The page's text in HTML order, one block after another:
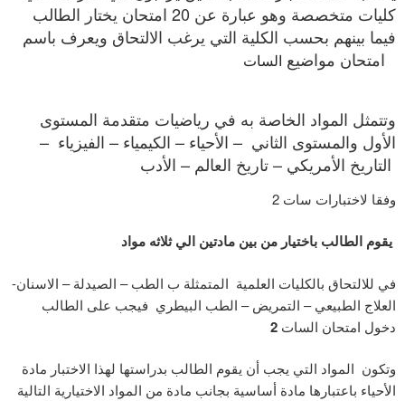
كليات متخصصة وهو عبارة عن 20 امتحان يختار الطالب
فيما بينهم بحسب الكلية التي يرغب الالتحاق ويعرف باسم
امتحان مواضيع
وتتمثل المواد الخاصة به في رياضيات متقدمة المستوى
الأول والمستوى الثاني – الأحياء – الكيمياء – الفيزياء –
وفقا لاختبارات سات 2
في للالتحاق بالكليات العلمية المتمثلة ب الطب – الصيدلة – الاسنان-
العلاج الطبيعي – التمريض – الطب البيطري فيجب على الطالب
دخول امتحان السات 2
وتكون المواد التي يجب أن يقوم الطالب بدراستها لهذا الاختبار مادة
الأحياء باعتبارها مادة أساسية بجانب مادة من المواد الاختيارية التالية